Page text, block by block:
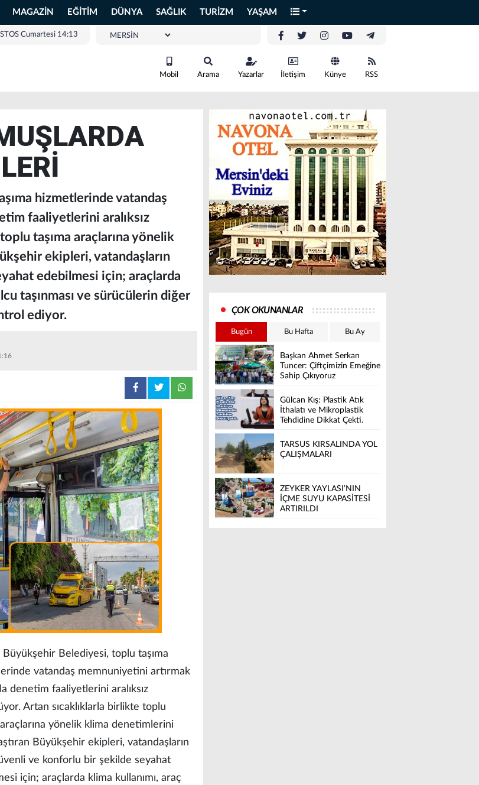
MAGAZİN EĞİTİM DÜNYA SAĞLIK TURİZM YAŞAM
Cumartesi 14:13
Mobil Arama Yazarlar İletişim Künye RSS
hizmetlerinde vatandaş
faaliyetlerini aralıksız
taşıma araçlarına yönelik
ekipleri, vatandaşların
edebilmesi için; araçlarda
taşınması ve sürücülerin diğer
ediyor.
Büyükşehir Belediyesi, toplu taşıma
vatandaş memnuniyetini artırmak
denetim faaliyetlerini aralıksız
Artan sıcaklıklarla birlikte toplu
araçlarına yönelik klima denetimlerini
Büyükşehir ekipleri, vatandaşların
ve konforlu bir şekilde seyahat
için; araçlarda klima kullanımı, araç
ÇOK OKUNANLAR
Bugün Bu Hafta Bu Ay
Başkan Ahmet Serkan
Tuncer: Çiftçimizin Emeğine
Sahip Çıkıyoruz
Gülcan Kış: Plastik Atık
İthalatı ve Mikroplastik
Tehdidine Dikkat Çekti.
TARSUS KIRSALINDA YOL
ÇALIŞMALARI
ZEYKER YAYLASI’NIN
İÇME SUYU KAPASİTESİ
ARTIRILDI